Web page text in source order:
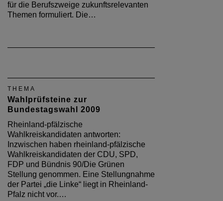
für die Berufszweige zukunftsrelevanten
Themen formuliert. Die…
THEMA
Wahlprüfsteine zur
Bundestagswahl 2009
Rheinland-pfälzische
Wahlkreiskandidaten antworten:
Inzwischen haben rheinland-pfälzische
Wahlkreiskandidaten der CDU, SPD,
FDP und Bündnis 90/Die Grünen
Stellung genommen. Eine Stellungnahme
der Partei „die Linke“ liegt in Rheinland-
Pfalz nicht vor.…